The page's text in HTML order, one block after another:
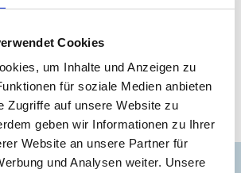
Cookies
um Inhalte und Anzeigen zu
für soziale Medien anbieten
Zugriffe auf unsere Website zu
geben wir Informationen zu Ihrer
Website an unsere Partner für
und Analysen weiter. Unsere
Zudem gibt es die spaßige
mit Live DJ, lustigem Tanz,
Kinderschminken u.v.m. Die
Ticketbuchung erfolgt bequem